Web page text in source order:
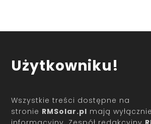
Użytkowniku!
Wszystkie treści dostępne na
stronie RMSolar.pl mają